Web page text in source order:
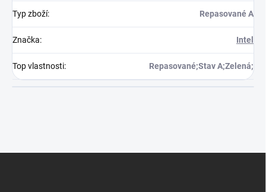
Typ zboží: Repasované A
Značka: Intel
Top vlastnosti: Repasované;Stav A;Zelená;